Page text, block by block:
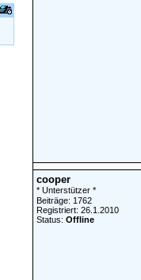
cooper
* Unterstützer *
Beiträge: 1762
Registriert: 26.1.2010
Status: Offline